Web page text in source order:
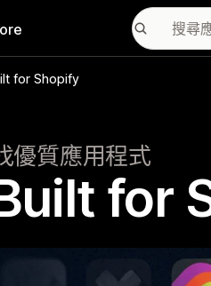
for Shopify
優質應用程式
for